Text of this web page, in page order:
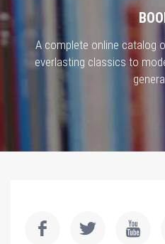
A complete online catalog
everlasting classics to